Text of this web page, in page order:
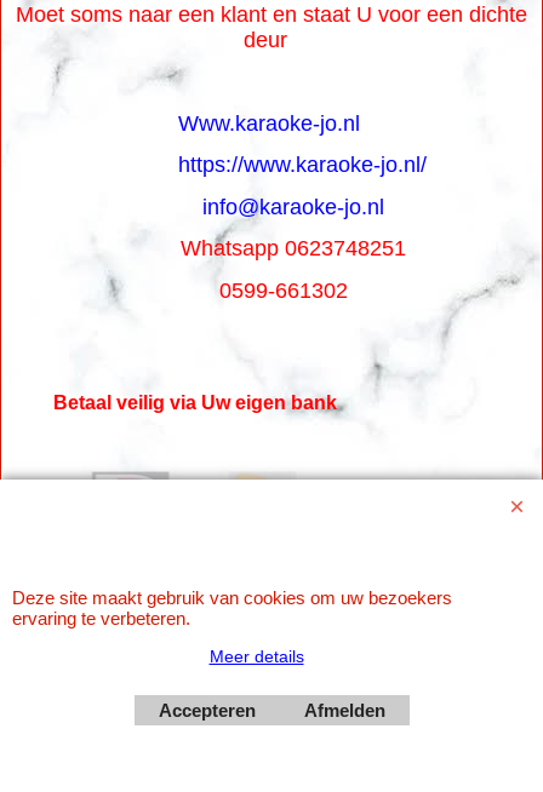
Moet soms naar een klant en staat U voor een dichte
deur
Www.karaoke-jo.nl
https://www.karaoke-jo.nl/
info@karaoke-jo.nl
Whatsapp 0623748251
0599-661302
Betaal veilig via Uw eigen bank
Webwinkel gemaakt met
ShopFactory webwinkel
software.
Deze site maakt gebruik van cookies om uw bezoekers
ervaring te verbeteren.
Meer details
Accepteren Afmelden